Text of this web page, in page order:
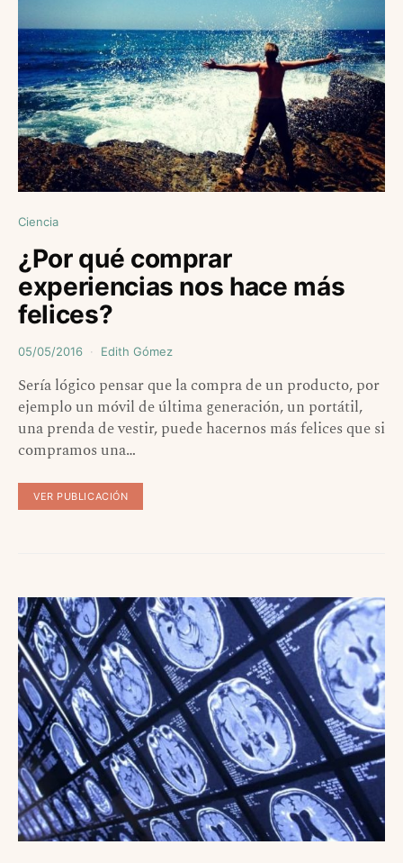
Ciencia
¿Por qué comprar
experiencias nos hace más
felices?
05/05/2016 Edith Gómez
Sería lógico pensar que la compra de un producto, por
ejemplo un móvil de última generación, un portátil,
una prenda de vestir, puede hacernos más felices que si
compramos una…
VER PUBLICACIÓN